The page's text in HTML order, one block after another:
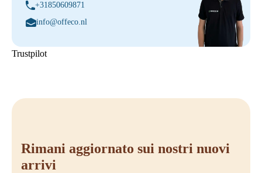
+31850609871
info@offeco.nl
Trustpilot
Rimani aggiornato sui nostri nuovi
arrivi